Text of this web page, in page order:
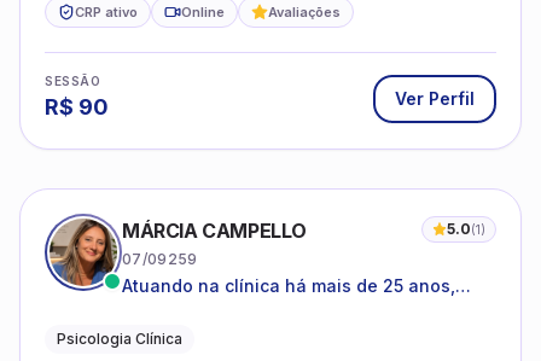
CRP ativo Online Avaliações
SESSÃO
R$ 90 Ver Perfil
MÁRCIA CAMPELLO 5.0(1)
07/09259
Atuando na clínica há mais de 25 anos,
estruturas, com experiência em
Psicologia Clínica